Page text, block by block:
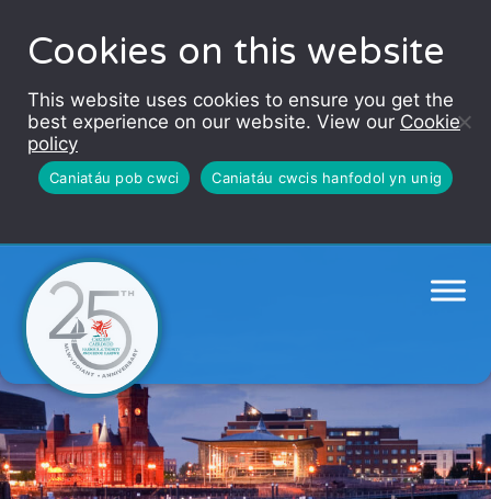
Cookies on this website
This website uses cookies to ensure you get the
best experience on our website. View our Cookie
policy
Caniatáu pob cwci Caniatáu cwcis hanfodol yn unig